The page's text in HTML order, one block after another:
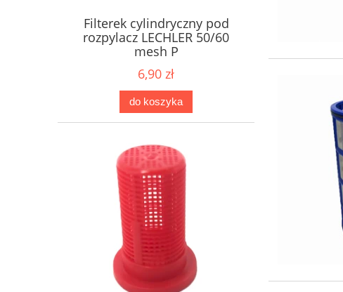
Filterek cylindryczny pod
rozpylacz LECHLER 50/60
mesh P
6,90 zł
do koszyka